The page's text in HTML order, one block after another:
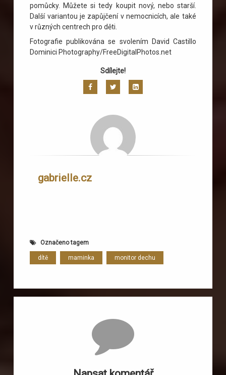
pomůcky. Můžete si tedy koupit nový, nebo starší.
Další variantou je zapůjčení v nemocnicích, ale také
v různých centrech pro děti.
Fotografie publikována se svolením David Castillo
Dominici Photography/FreeDigitalPhotos.net
Sdílejte!
FacebookTwitterLinkedIn
gabrielle.cz
Označeno tagem
dítě maminka monitor dechu